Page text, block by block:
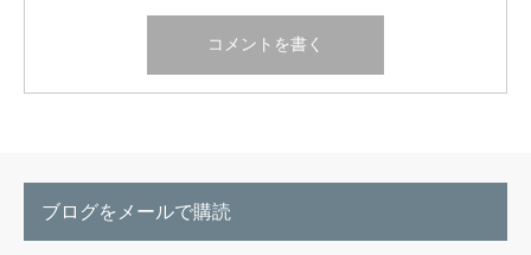
ブログをメールで購読